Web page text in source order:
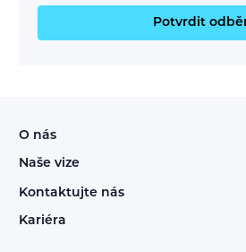
Potvrdit
O nás
Naše vize
Kontaktujte nás
Kariéra